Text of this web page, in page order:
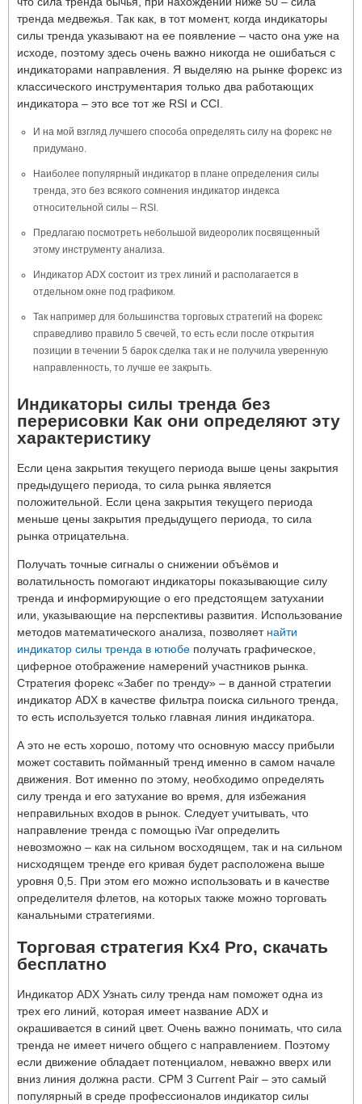
тренда медвежья. Так как, в тот момент, когда индикаторы
силы тренда указывают на ее появление – часто она уже на
исходе, поэтому здесь очень важно никогда не ошибаться с
индикаторами направления. Я выделяю на рынке форекс из
классического инструментария только два работающих
индикатора – это все тот же RSI и CCI.
И на мой взгляд лучшего способа определять силу на форекс не
придумано.
Наиболее популярный индикатор в плане определения силы
тренда, это без всякого сомнения индикатор индекса
относительной силы – RSI.
Предлагаю посмотреть небольшой видеоролик посвященный
этому инструменту анализа.
Индикатор ADX состоит из трех линий и располагается в
отдельном окне под графиком.
Так например для большинства торговых стратегий на форекс
справедливо правило 5 свечей, то есть если после открытия
позиции в течении 5 барок сделка так и не получила уверенную
направленность, то лучше ее закрыть.
Индикаторы силы тренда без
перерисовки Как они определяют эту
характеристику
Если цена закрытия текущего периода выше цены закрытия
предыдущего периода, то сила рынка является
положительной. Если цена закрытия текущего периода
меньше цены закрытия предыдущего периода, то сила
рынка отрицательна.
Получать точные сигналы о снижении объёмов и
волатильность помогают индикаторы показывающие силу
тренда и информирующие о его предстоящем затухании
или, указывающие на перспективы развития. Использование
методов математического анализа, позволяет найти
индикатор силы тренда в ютюбе получать графическое,
циферное отображение намерений участников рынка.
Стратегия форекс «Забег по тренду» – в данной стратегии
индикатор ADX в качестве фильтра поиска сильного тренда,
то есть используется только главная линия индикатора.
А это не есть хорошо, потому что основную массу прибыли
может составить пойманный тренд именно в самом начале
движения. Вот именно по этому, необходимо определять
силу тренда и его затухание во время, для избежания
неправильных входов в рынок. Следует учитывать, что
направление тренда с помощью iVar определить
невозможно – как на сильном восходящем, так и на сильном
нисходящем тренде его кривая будет расположена выше
уровня 0,5. При этом его можно использовать и в качестве
определителя флетов, на которых также можно торговать
канальными стратегиями.
Торговая стратегия Kx4 Pro, скачать
бесплатно
Индикатор ADX Узнать силу тренда нам поможет одна из
трех его линий, которая имеет название ADX и
окрашивается в синий цвет. Очень важно понимать, что сила
тренда не имеет ничего общего с направлением. Поэтому
если движение обладает потенциалом, неважно вверх или
вниз линия должна расти. CPM 3 Current Pair – это самый
популярный в среде профессионалов индикатор силы